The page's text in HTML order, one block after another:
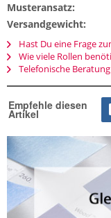
Musteransatz:
Versandgewicht:
Hast Du eine Frage
Wie viele Rollen
Telefonische Beratung
Empfehle diesen
Artikel